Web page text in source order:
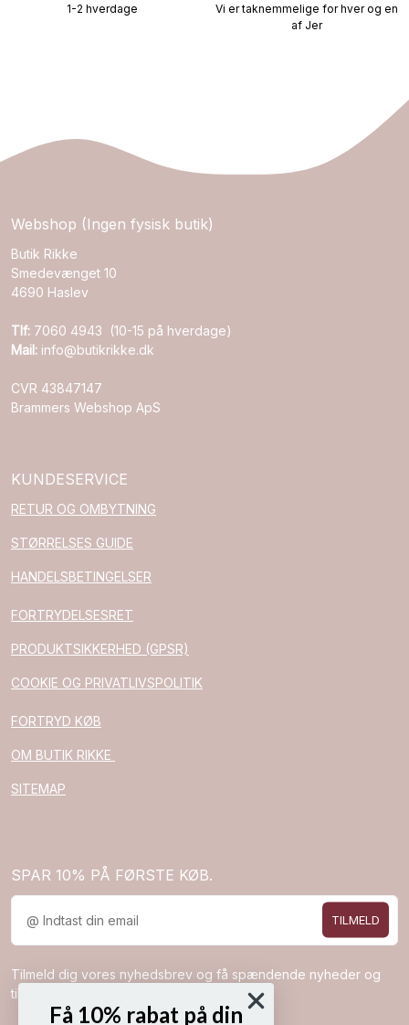
1-2 hverdage
Vi er taknemmelige for hver og en
af Jer
Webshop (Ingen fysisk butik)
Butik Rikke
Smedevænget 10
4690 Haslev
Tlf: 7060 4943 (10-15 på hverdage)
Mail: info@butikrikke.dk
CVR 43847147
Brammers Webshop ApS
KUNDESERVICE
RETUR OG OMBYTNING
STØRRELSES GUIDE
HANDELSBETINGELSER
FORTRYDELSESRET
PRODUKTSIKKERHED (GPSR)
COOKIE OG PRIVATLIVSPOLITIK
FORTRYD KØB
OM BUTIK RIKKE
SITEMAP
SPAR 10% PÅ FØRSTE KØB.
TILMELD
Tilmeld dig vores nyhedsbrev og få spændende nyheder og
tilbud direkte i din indbakke.
Få 10% rabat på din